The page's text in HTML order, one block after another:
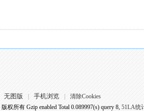
无图版 手机浏览
清除Cookies
版权所有 Gzip enabled Total 0.089997(s) query 8, 51LA统